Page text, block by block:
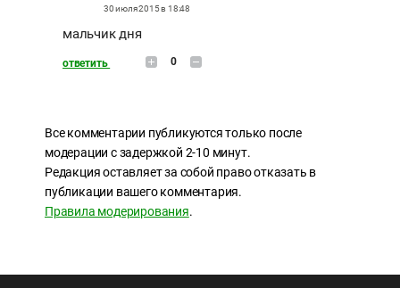
30 июля 2015 в 18:48
мальчик дня
ответить 0
Все комментарии публикуются только после
модерации с задержкой 2-10 минут.
Редакция оставляет за собой право отказать в
публикации вашего комментария.
Правила модерирования.